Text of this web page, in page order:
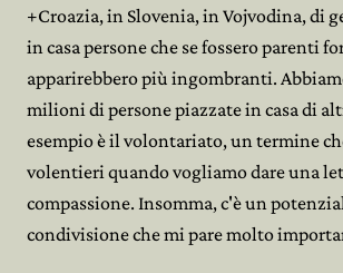
+Croazia, in Slovenia, in Vojvodina, di
in casa persone che se fossero parenti
apparirebbero più ingombranti.
milioni di persone piazzate in casa di
esempio è il volontariato, un termine
volentieri quando vogliamo dare una
compassione. Insomma, c'è un
condivisione che mi pare molto